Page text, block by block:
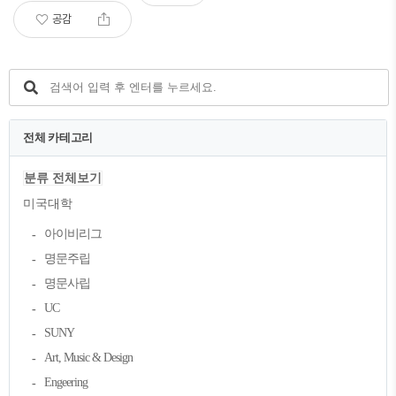
공감
전체 카테고리
분류 전체보기
미국대학
아이비리그
명문주립
명문사립
UC
SUNY
Art, Music & Design
Engeering